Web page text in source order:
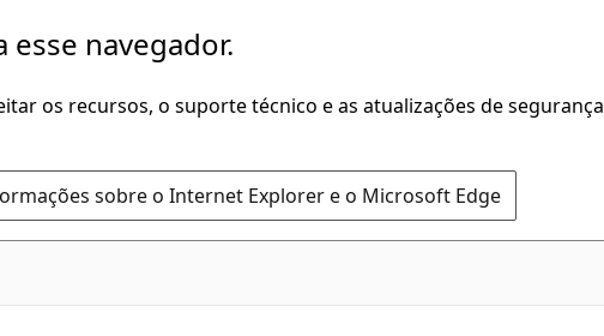
navegador.
os recursos, o suporte técnico e as atualizações de segurança
sobre o Internet Explorer e o Microsoft Edge